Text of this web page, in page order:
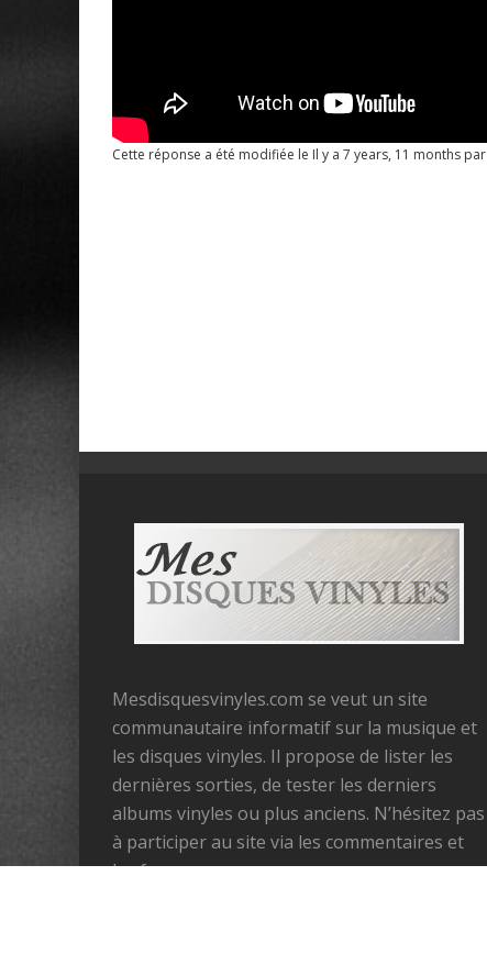
Cette réponse a été modifiée le Il y a 7 years, 11 months par
Mesdisquesvinyles.com se veut un site
communautaire informatif sur la musique et
les disques vinyles. Il propose de lister les
dernières sorties, de tester les derniers
albums vinyles ou plus anciens. N’hésitez pas
à participer au site via les commentaires et
les forums.